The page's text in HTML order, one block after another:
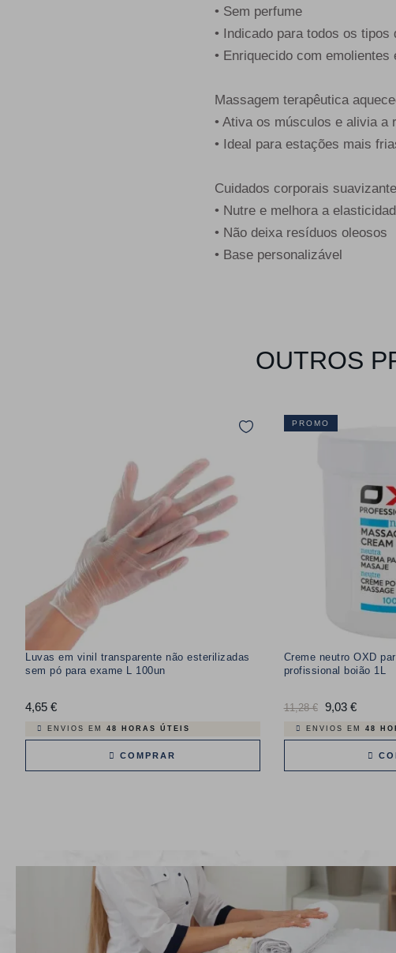
• Sem perfume
• Indicado para todos os tipos
• Enriquecido com emolientes
Massagem terapêutica
• Ativa os músculos e alivia a
• Ideal para estações mais
Cuidados corporais
• Nutre e melhora a
• Não deixa resíduos oleosos
• Base personalizável
OUTROS
Luvas em vinil transparente não esterilizadas
sem pó para exame L 100un
4,65 €Preço
ENVIOS EM 48 HORAS ÚTEIS
COMPRAR
PROMO
Creme neutro OXD
profissional boião 1L
Preço
normal
11,28 € 9,03 €Preço
ENVIOS EM 48